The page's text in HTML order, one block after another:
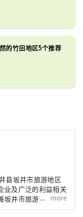
的竹田地区5个推荐
县坂井市旅游地区
业及广泛的利益相关
坂井市旅游资源、引
控下介绍从海到山
more